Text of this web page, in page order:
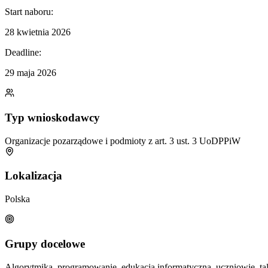
Start naboru:
28 kwietnia 2026
Deadline:
29 maja 2026
Typ wnioskodawcy
Organizacje pozarządowe i podmioty z art. 3 ust. 3 UoDPPiW
Lokalizacja
Polska
Grupy docelowe